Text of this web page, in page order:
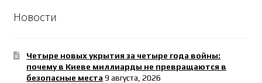
Новости
Четыре новых укрытия за четыре года войны:
почему в Киеве миллиарды не превращаются в
безопасные места 9 августа, 2026